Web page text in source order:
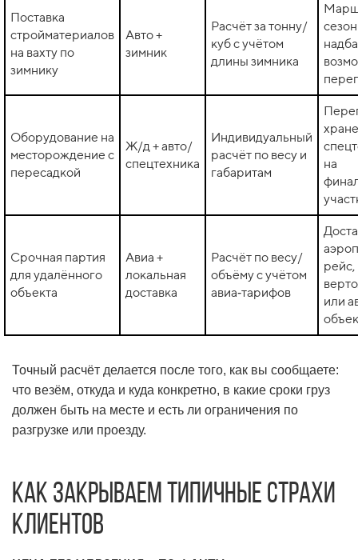
Поставка
стройматериалов
на вахту по
зимнику
Авто +
зимник
Расчёт за тонну/
куб с учётом
длины зимника
Оборудование на
месторождение с
пересадкой
Ж/д + авто/
спецтехника
Индивидуальный
расчёт по весу и
габаритам
на
Срочная партия
для удалённого
объекта
Авиа +
локальная
доставка
Расчёт по весу/
объёму с учётом
авиа‑тарифов
рейс,
или
Точный расчёт делается после того, как вы сообщаете:
что везём, откуда и куда конкретно, в какие сроки груз
должен быть на месте и есть ли ограничения по
разгрузке или проезду.
Как закрываем типичные страхи
клиентов